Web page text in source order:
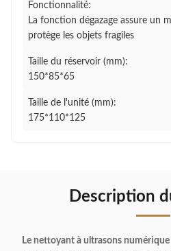
Fonctionnalité:
La fonction dégazage assure un
protège les objets fragiles
Taille du réservoir (mm):
150*85*65
Taille de l'unité (mm):
175*110*125
Description
Le nettoyant à ultrasons